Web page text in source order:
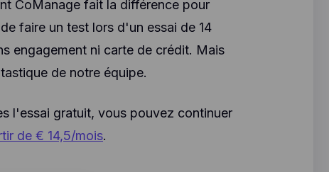
CoManage fait la différence pour
faire un test lors d'un essai de 14
engagement ni carte de crédit. Mais
de notre équipe.
l'essai gratuit, vous pouvez continuer
de € 14,5/mois.